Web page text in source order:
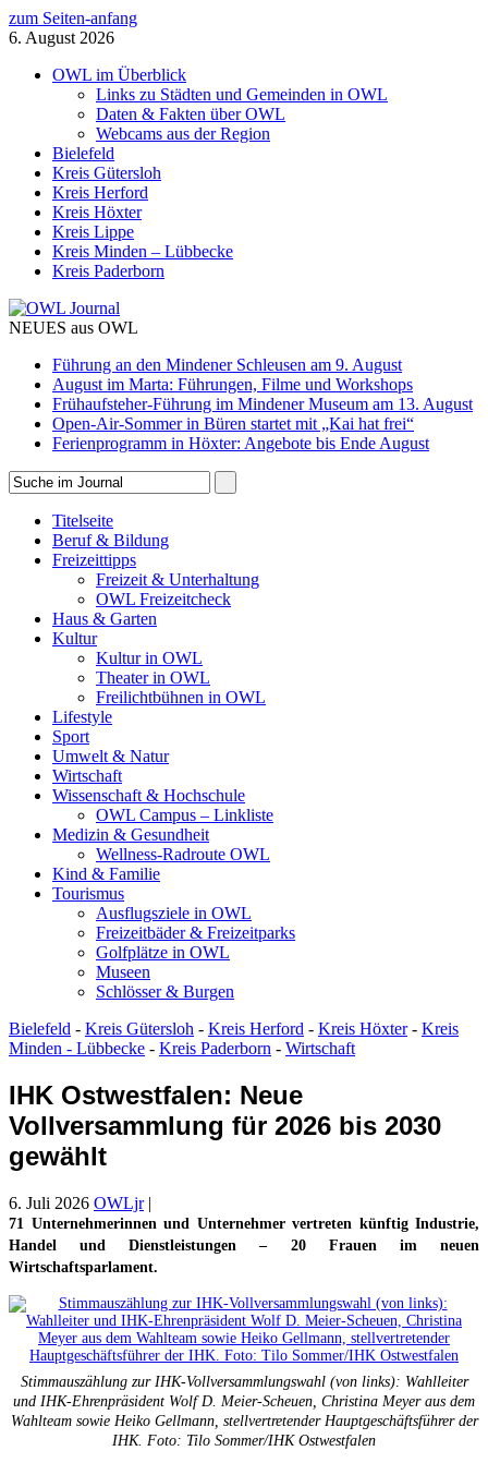
zum Seiten-anfang
6. August 2026
OWL im Überblick
Links zu Städten und Gemeinden in OWL
Daten & Fakten über OWL
Webcams aus der Region
Bielefeld
Kreis Gütersloh
Kreis Herford
Kreis Höxter
Kreis Lippe
Kreis Minden – Lübbecke
Kreis Paderborn
NEUES aus OWL
Führung an den Mindener Schleusen am 9. August
August im Marta: Führungen, Filme und Workshops
Frühaufsteher-Führung im Mindener Museum am 13. August
Open-Air-Sommer in Büren startet mit „Kai hat frei“
Ferienprogramm in Höxter: Angebote bis Ende August
Titelseite
Beruf & Bildung
Freizeittipps
Freizeit & Unterhaltung
OWL Freizeitcheck
Haus & Garten
Kultur
Kultur in OWL
Theater in OWL
Freilichtbühnen in OWL
Lifestyle
Sport
Umwelt & Natur
Wirtschaft
Wissenschaft & Hochschule
OWL Campus – Linkliste
Medizin & Gesundheit
Wellness-Radroute OWL
Kind & Familie
Tourismus
Ausflugsziele in OWL
Freizeitbäder & Freizeitparks
Golfplätze in OWL
Museen
Schlösser & Burgen
Bielefeld - Kreis Gütersloh - Kreis Herford - Kreis Höxter- Kreis
Minden - Lübbecke - Kreis Paderborn - Wirtschaft
IHK Ostwestfalen: Neue
Vollversammlung für 2026 bis 2030
gewählt
6. Juli 2026 OWLjr |
71 Unternehmerinnen und Unternehmer vertreten künftig Industrie,
Handel und Dienstleistungen – 20 Frauen im neuen
Wirtschaftsparlament.
Stimmauszählung zur IHK-Vollversammlungswahl (von links): Wahlleiter
und IHK-Ehrenpräsident Wolf D. Meier-Scheuen, Christina Meyer aus dem
Wahlteam sowie Heiko Gellmann, stellvertretender Hauptgeschäftsführer der
IHK. Foto: Tilo Sommer/IHK Ostwestfalen